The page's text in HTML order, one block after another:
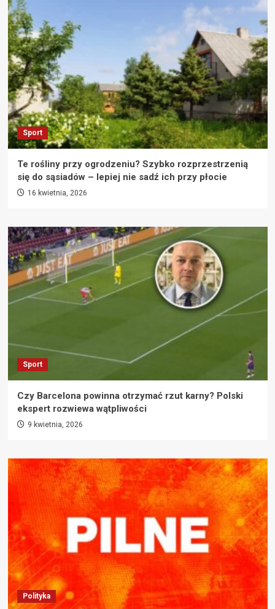
Sport
Te rośliny przy ogrodzeniu? Szybko rozprzestrzenią
się do sąsiadów – lepiej nie sadź ich przy płocie
16 kwietnia, 2026
Sport
Czy Barcelona powinna otrzymać rzut karny? Polski
ekspert rozwiewa wątpliwości
9 kwietnia, 2026
Polityka